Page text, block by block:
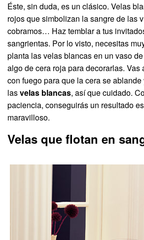
Éste, sin duda, es un clásico. Velas
rojos que simbolizan la sangre de las
cobramos… Haz temblar a tus
sangrientas. Por lo visto, necesitas
planta las velas blancas en un vaso
algo de cera roja para decorarlas. Vas
con fuego para que la cera se
lasvelas blancas, así que cuidado.
paciencia, conseguirás un resultado
maravilloso.
Velas que flotan en